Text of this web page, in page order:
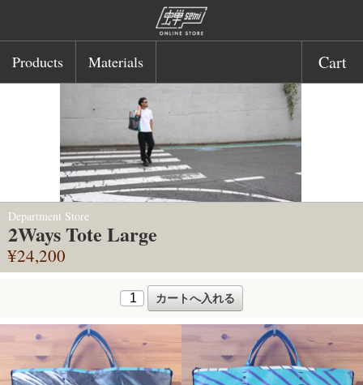
Products Materials Cart
Department Store
2Ways Tote Large
¥24,200